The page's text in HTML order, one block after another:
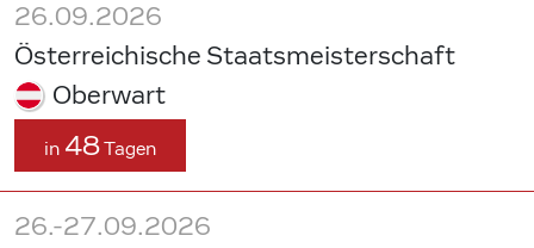
26.09.2026
Österreichische Staatsmeisterschaft
Oberwart
in 48Tagen
26.-27.09.2026